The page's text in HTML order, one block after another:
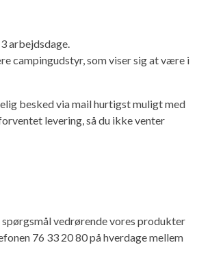
arbejdsdage.
campingudstyr, som viser sig at være i
besked via mail hurtigst muligt med
levering, så du ikke venter
spørgsmål vedrørende vores produkter
76 33 20 80 på hverdage mellem